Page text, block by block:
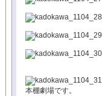
本棚劇場です。